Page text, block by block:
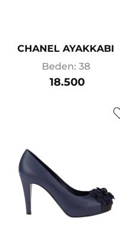
CHANEL AYAKKABI
Beden: 38
18.500